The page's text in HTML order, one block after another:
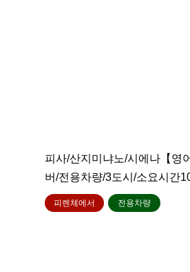
피사/산지미냐노/시에나【영
버/전용차량/3도시/소요시간
피렌체에서 전용차량